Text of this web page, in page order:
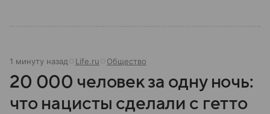
1 минуту назад Life.ru Общество
20 000 человек за одну ночь:
что нацисты сделали с гетто